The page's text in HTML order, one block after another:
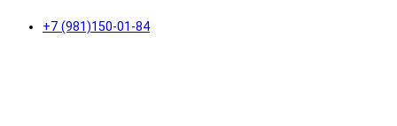
+7 (981)150-01-84